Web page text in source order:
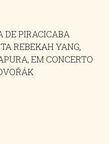
DE PIRACICABA
REBEKAH YANG,
EM CONCERTO